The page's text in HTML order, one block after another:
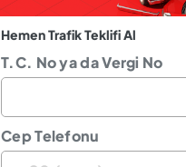
Hemen Trafik Teklifi Al
T.C. No ya da Vergi No
Cep Telefonu